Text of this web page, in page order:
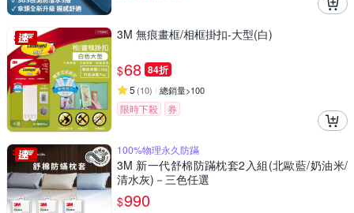
3M 無痕畫框/相框掛扣-大型(白)
$68 84折
5 (10) 總銷量>100
限時下殺 券
100%物理永久防蹣
3M 新一代舒棉防蹣枕套2入組(北歐藍/奶油米/
清水灰)－三色任選
$990